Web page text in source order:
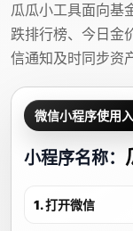
瓜瓜小工具面向基
跌排行榜、今日金
信通知及时同步资
微信小程序使用
小程序名称：
1. 打开微信